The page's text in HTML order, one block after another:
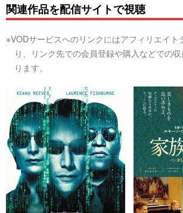
関連作品を配信サイトで視聴
※VODサービスへのリンクにはアフィリエイト
り、リンク先での会員登録や購入などでの
ります。